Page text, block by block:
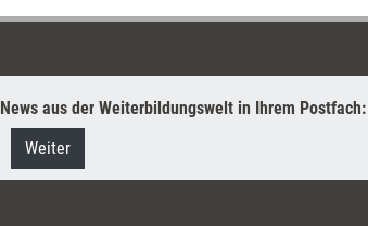
News aus der Weiterbildungswelt in Ihrem
Weiter